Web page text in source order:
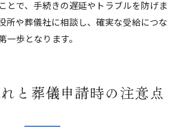
とで、手続きの遅延やトラブルを防げま
所や葬儀社に相談し、確実な受給につな
一歩となります。
と葬儀申請時の注意点